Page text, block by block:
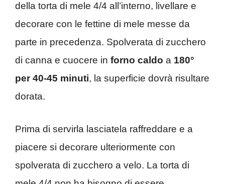
della torta di mele 4/4 all’interno, livellare e
decorare con le fettine di mele messe da
parte in precedenza. Spolverata di zucchero
di canna e cuocere in forno caldo a 180°
per 40-45 minuti, la superficie dovrà risultare
dorata.
Prima di servirla lasciatela raffreddare e a
piacere si decorare ulteriormente con
spolverata di zucchero a velo. La torta di